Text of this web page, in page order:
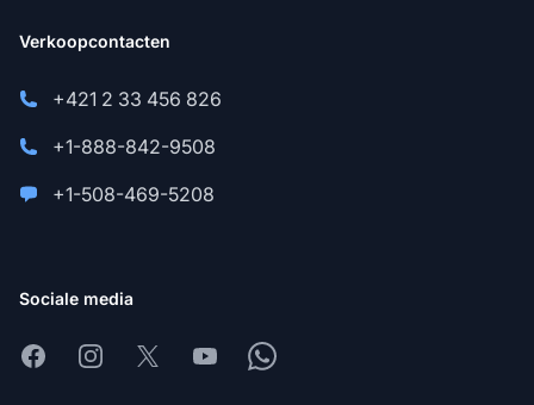
Verkoopcontacten
+421 2 33 456 826
+1-888-842-9508
+1-508-469-5208
Sociale media
FacebookInstagram
X YoutubeWhatsapp